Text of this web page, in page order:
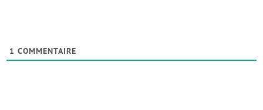
1 COMMENTAIRE